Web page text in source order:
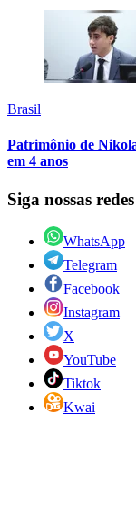
Brasil
Patrimônio de
em 4 anos
Siga nossas redes
WhatsApp
Telegram
Facebook
Instagram
X
YouTube
Tiktok
Kwai